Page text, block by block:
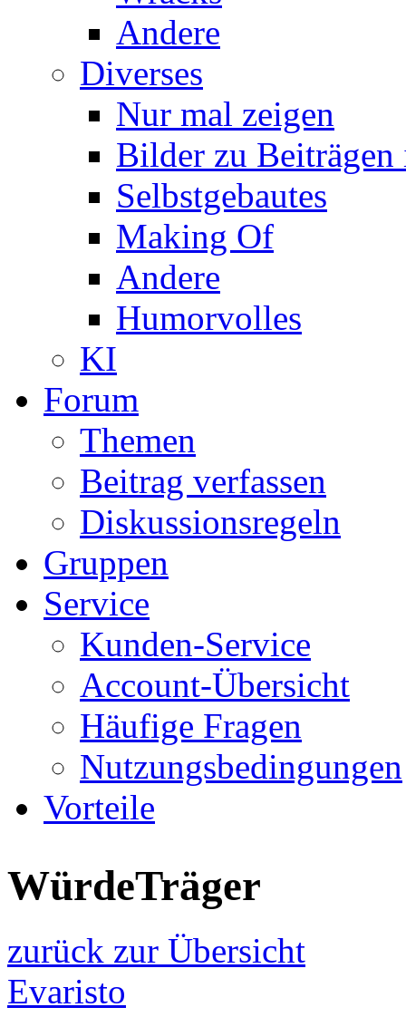
Andere
Diverses
Nur mal zeigen
Bilder zu
Selbstgebautes
Making Of
Andere
Humorvolles
KI
Forum
Themen
Beitrag verfassen
Diskussionsregeln
Gruppen
Service
Kunden-Service
Account-Übersicht
Häufige Fragen
Nutzungsbedingungen
Vorteile
WürdeTräger
zurück zur Übersicht
Evaristo